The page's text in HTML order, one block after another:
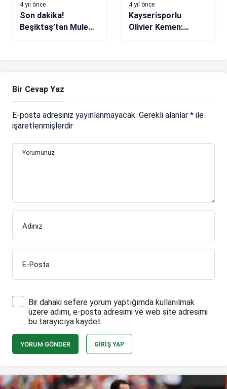
4 yıl önce
Son dakika!
Beşiktaş’tan Muleka
4 yıl önce
Kayserisporlu
Olivier Kemen:
Bir Cevap Yaz
E-posta adresiniz yayınlanmayacak. Gerekli alanlar * ile
işaretlenmişlerdir
Yorumunuz
Adınız
E-Posta
Bir dahaki sefere yorum yaptığımda kullanılmak
üzere adımı, e-posta adresimi ve web site adresimi
bu tarayıcıya kaydet.
YORUM GÖNDER GIRIŞ YAP